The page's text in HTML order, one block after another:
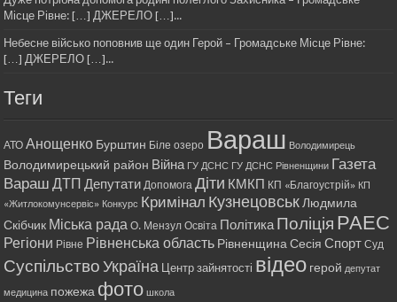
Місце Рівне: […] ДЖЕРЕЛО […]...
Небесне військо поповнив ще один Герой – Громадське Місце Рівне:
[…] ДЖЕРЕЛО […]...
Теги
АТО Анощенко Бурштин Біле озеро Вараш Володимирець
Володимирецький район Війна ГУ ДСНС ГУ ДСНС Рівненщини Газета
Вараш ДТП Депутати Допомога Діти КМКП КП «Благоустрій» КП
«Житлокомунсервіс» Конкурс Кримінал Кузнецовськ Людмила
Скібчик Міська рада О. Мензул Освіта ПолітикаПоліція РАЕС
Регіони Рівне Рівненська область Рівненщина Сесія Спорт Суд
Суспільство Україна Центр зайнятості відео герой депутат
медицина пожежа фото школа